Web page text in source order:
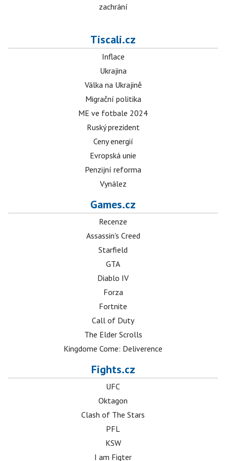
zachrání
Tiscali.cz
Inflace
Ukrajina
Válka na Ukrajině
Migrační politika
ME ve fotbale 2024
Ruský prezident
Ceny energií
Evropská unie
Penzijní reforma
Vynález
Games.cz
Recenze
Assassin's Creed
Starfield
GTA
Diablo IV
Forza
Fortnite
Call of Duty
The Elder Scrolls
Kingdome Come: Deliverence
Fights.cz
UFC
Oktagon
Clash of The Stars
PFL
KSW
I am Figter